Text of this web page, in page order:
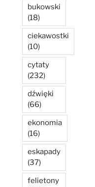
bukowski
(18)
ciekawostki
(10)
cytaty
(232)
dźwięki
(66)
ekonomia
(16)
eskapady
(37)
felietony